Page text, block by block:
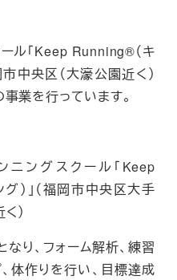
ル「Keep Running®（キ
中央区（大濠公園近く）
業を行っています。
ニングスクール「Keep
）」（福岡市中央区大手
）
り、フォーム解析、練習
体作りを行い、目標達成